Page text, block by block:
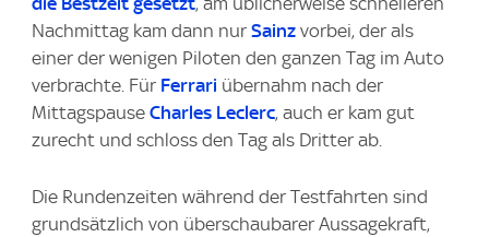
Nachmittag kam dann nur Sainz vorbei, der als
einer der wenigen Piloten den ganzen Tag im Auto
verbrachte. Für Ferrari übernahm nach der
Mittagspause Charles Leclerc, auch er kam gut
zurecht und schloss den Tag als Dritter ab.
Die Rundenzeiten während der Testfahrten sind
grundsätzlich von überschaubarer Aussagekraft,